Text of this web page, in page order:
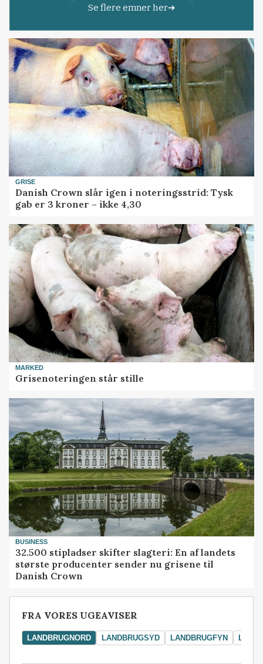
Se flere emner her
GRISE
Danish Crown slår igen i noteringsstrid: Tysk
gab er 3 kroner – ikke 4,30
MARKED
Grisenoteringen står stille
BUSINESS
32.500 stipladser skifter slagteri: En af landets
største producenter sender nu grisene til
Danish Crown
FRA VORES UGEAVISER
LANDBRUGNORD LANDBRUGSYD LANDBRUGFYN